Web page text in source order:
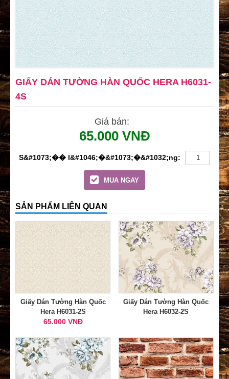
GIẤY DÁN TƯỜNG HÀN QUỐC HERA H6031-
4S
Giá bán:
65.000 VNĐ
MUA NGAY
SẢN PHẨM LIÊN QUAN
Giấy Dán Tường Hàn Quốc
Hera H6031-2S
65.000 VNĐ
Giấy Dán Tường Hàn Quốc
Hera H6032-2S